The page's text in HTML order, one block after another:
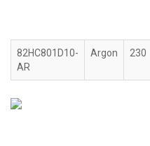
82HC801D10-
AR
Argon 230